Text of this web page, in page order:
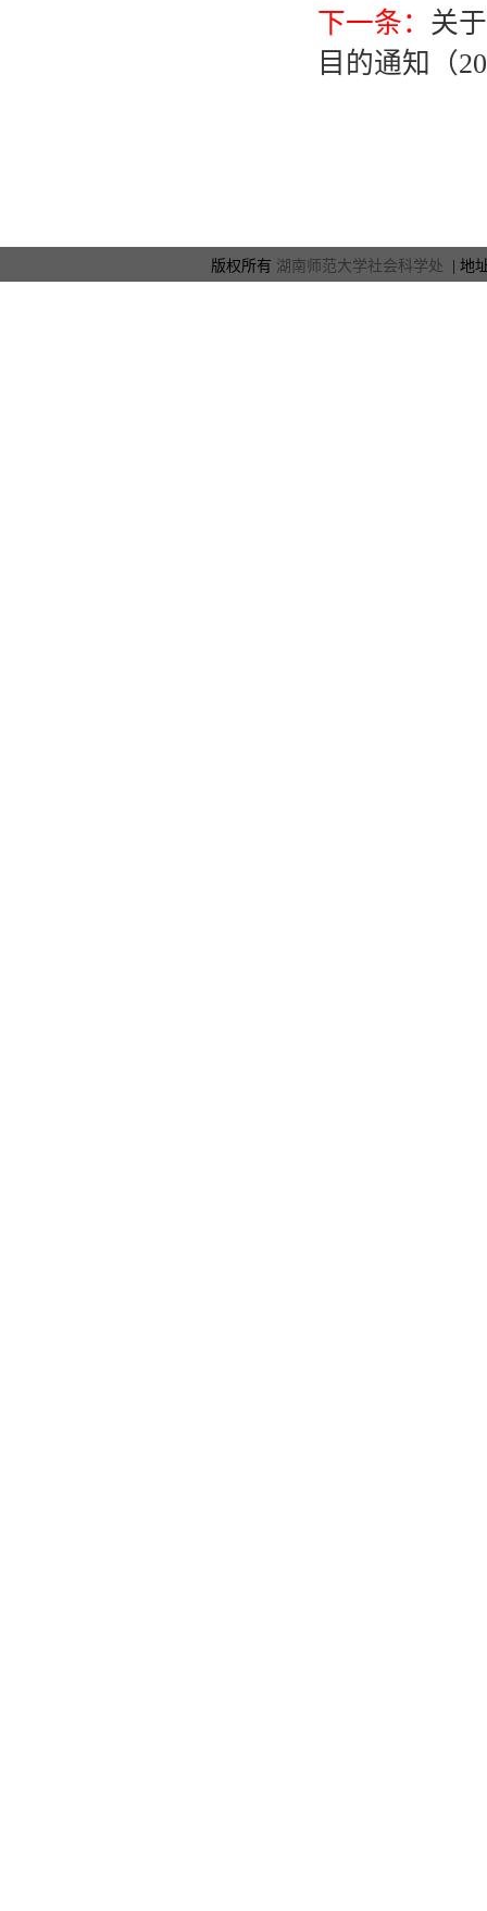
下一条： 关
目的通知（
版权所有 湖南师范大学社会科学处 | 地